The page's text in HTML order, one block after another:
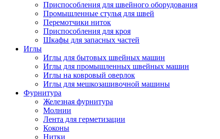
Приспособления для швейного оборудования
Промышленные стулья для швей
Перемотчики ниток
Приспособления для кроя
Шкафы для запасных частей
Иглы
Иглы для бытовых швейных машин
Иглы для промышленных швейных машин
Иглы на ковровый оверлок
Иглы для мешкозашивочной машины
Фурнитура
Железная фурнитура
Молнии
Лента для герметизации
Коконы
Нитки